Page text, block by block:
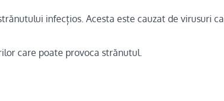
infecțios. Acesta este cauzat de virusuri
care poate provoca strănutul.